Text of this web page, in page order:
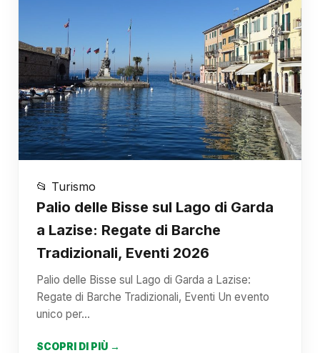
📂 Turismo
Palio delle Bisse sul Lago di Garda
a Lazise: Regate di Barche
Tradizionali, Eventi 2026
Palio delle Bisse sul Lago di Garda a Lazise:
Regate di Barche Tradizionali, Eventi Un evento
unico per…
SCOPRI DI PIÙ →